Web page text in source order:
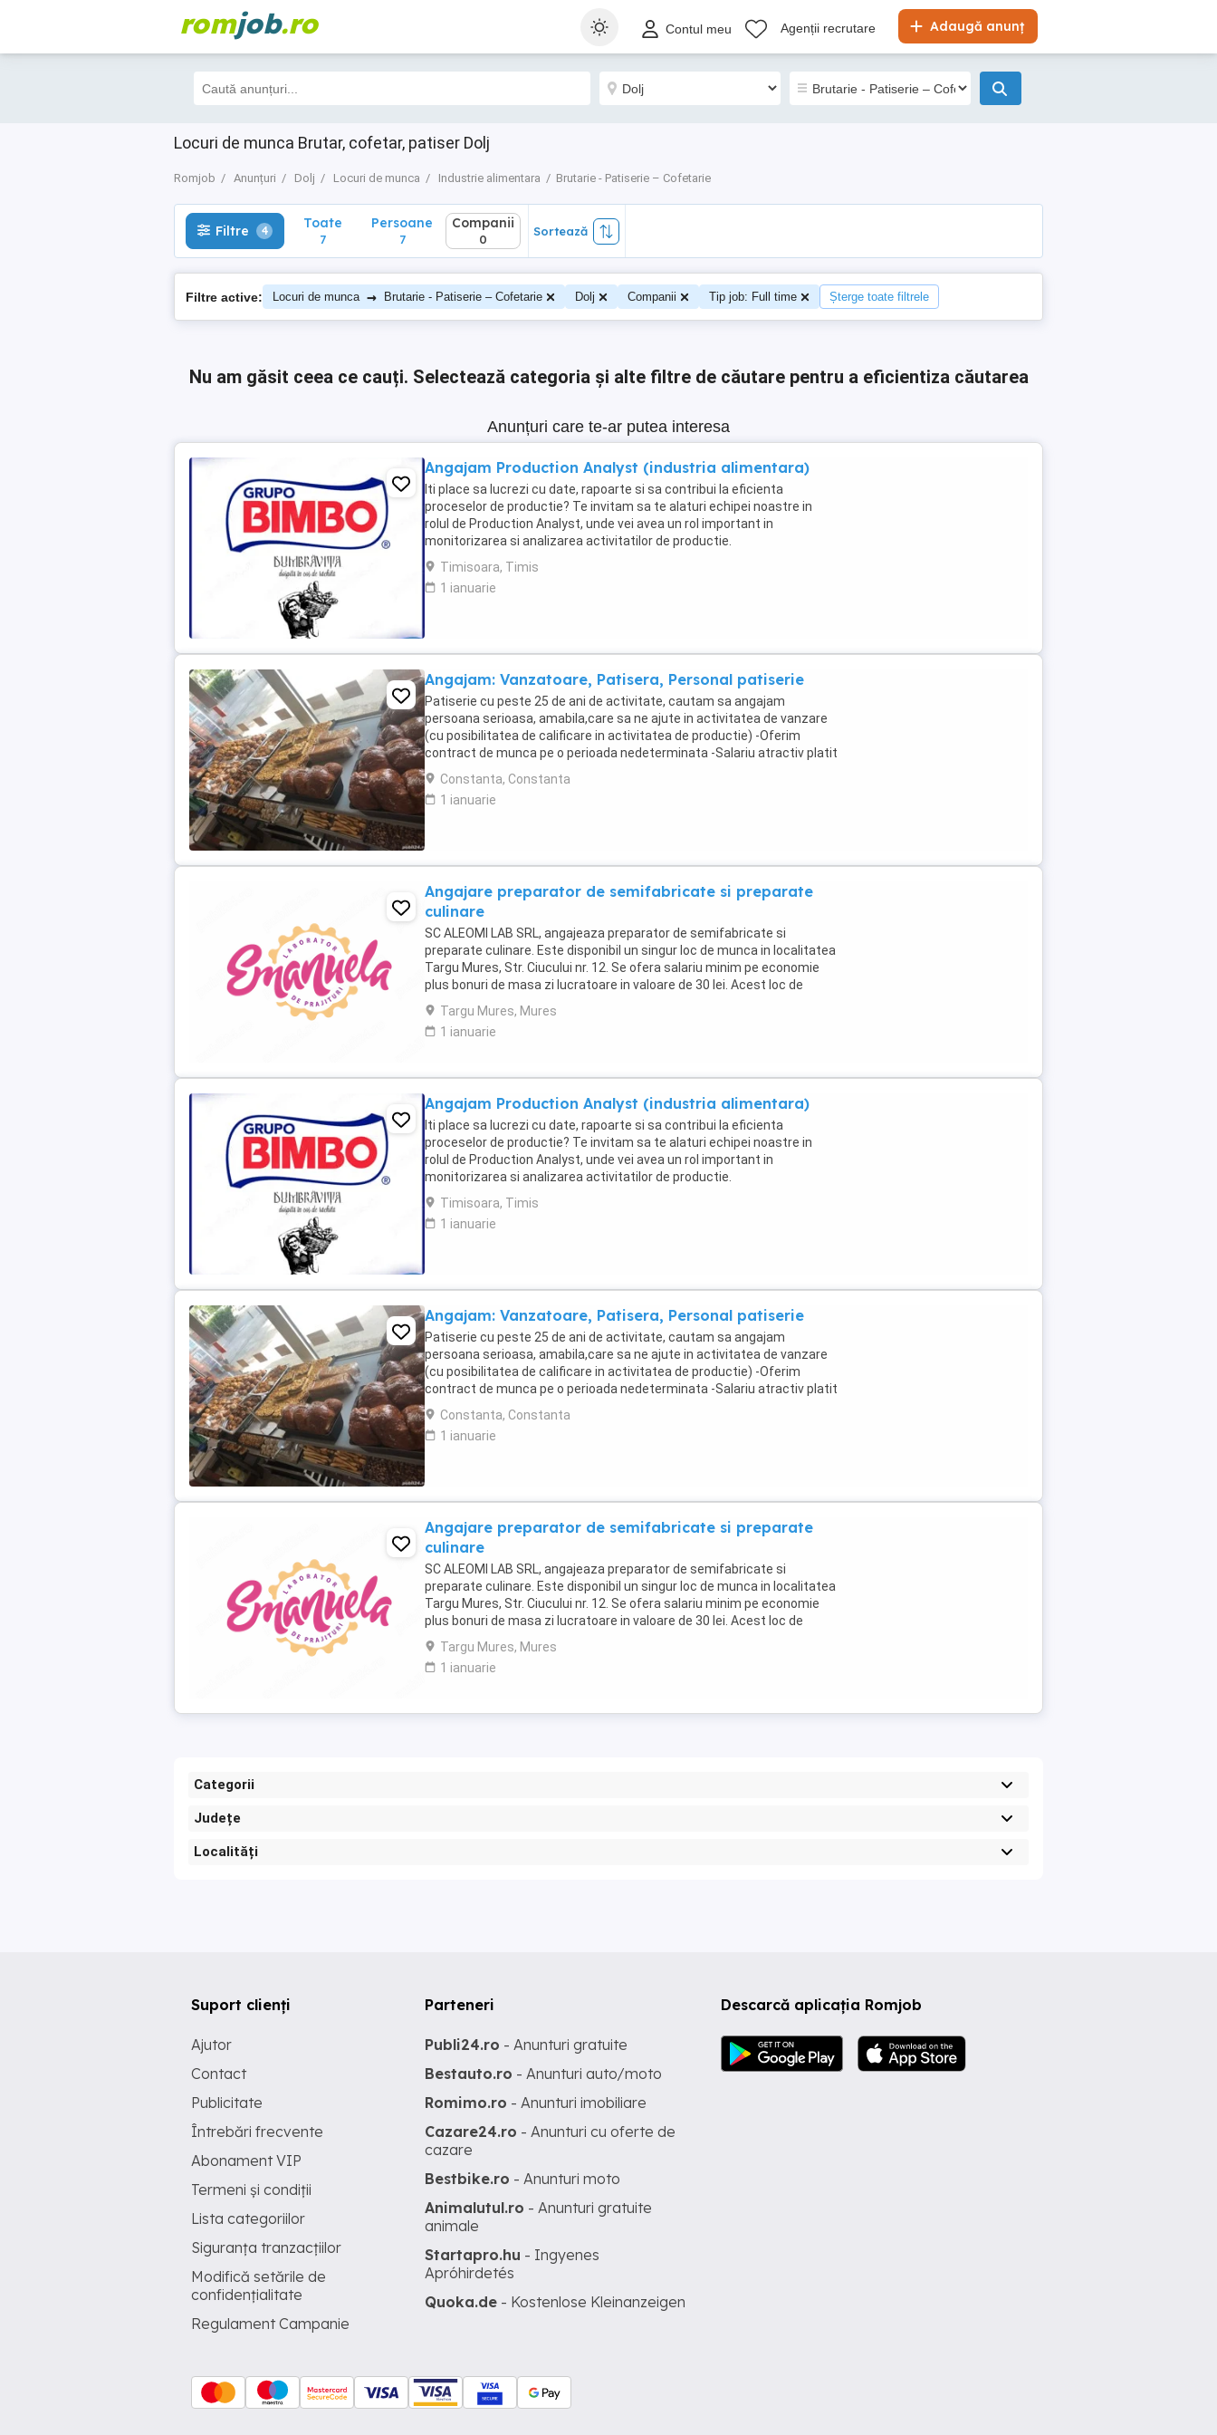
romjob.ro Adaugă anunț
Contul meu Agenții recrutare
Locuri de munca Brutar, cofetar, patiser Dolj
Romjob Anunțuri Dolj Locuri de munca Industrie alimentara Brutarie - Patiserie – Cofetarie
Filtre 4 Toate
7
Filtre 4 Toate
7
Persoane
7
Companii
0
Sortează
Filtre active: Locuri de munca → Brutarie - Patiserie – Cofetarie Dolj Companii Tip job: Full time Șterge toate filtrele
Nu am găsit ceea ce cauți. Selectează categoria și alte filtre de căutare pentru a eficientiza căutarea
Anunțuri care te-ar putea interesa
Angajam Production Analyst (industria alimentara)
Iti place sa lucrezi cu date, rapoarte si sa contribui la eficienta
proceselor de productie? Te invitam sa te alaturi echipei noastre in
rolul de Production Analyst, unde vei avea un rol important in
monitorizarea si analizarea activitatilor de productie.
Responsabilitatile tale: Verificarea si analiza ...
Timisoara, Timis
1 ianuarie
Angajam: Vanzatoare, Patisera, Personal patiserie
Patiserie cu peste 25 de ani de activitate, cautam sa angajam
persoana serioasa, amabila,care sa ne ajute in activitatea de vanzare
(cu posibilitatea de calificare in activitatea de productie) -Oferim
contract de munca pe o perioada nedeterminata -Salariu atractiv platit
la timp -Mediu de lucru stabil -Instruire ...
Constanta, Constanta
1 ianuarie
Angajare preparator de semifabricate si preparate
culinare
SC ALEOMI LAB SRL, angajeaza preparator de semifabricate si
preparate culinare. Este disponibil un singur loc de munca in localitatea
Targu Mures, Str. Ciucului nr. 12. Se ofera salariu minim pe economie
plus bonuri de masa zi lucratoare in valoare de 30 lei. Acest loc de
munca este pentru persoane din ...
Targu Mures, Mures
1 ianuarie
Angajam Production Analyst (industria alimentara)
Iti place sa lucrezi cu date, rapoarte si sa contribui la eficienta
proceselor de productie? Te invitam sa te alaturi echipei noastre in
rolul de Production Analyst, unde vei avea un rol important in
monitorizarea si analizarea activitatilor de productie.
Responsabilitatile tale: Verificarea si analiza ...
Timisoara, Timis
1 ianuarie
Angajam: Vanzatoare, Patisera, Personal patiserie
Patiserie cu peste 25 de ani de activitate, cautam sa angajam
persoana serioasa, amabila,care sa ne ajute in activitatea de vanzare
(cu posibilitatea de calificare in activitatea de productie) -Oferim
contract de munca pe o perioada nedeterminata -Salariu atractiv platit
la timp -Mediu de lucru stabil -Instruire ...
Constanta, Constanta
1 ianuarie
Angajare preparator de semifabricate si preparate
culinare
SC ALEOMI LAB SRL, angajeaza preparator de semifabricate si
preparate culinare. Este disponibil un singur loc de munca in localitatea
Targu Mures, Str. Ciucului nr. 12. Se ofera salariu minim pe economie
plus bonuri de masa zi lucratoare in valoare de 30 lei. Acest loc de
munca este pentru persoane din ...
Targu Mures, Mures
1 ianuarie
Categorii
Județe
Localități
Descarcă aplicația Romjob
Suport clienți
Ajutor
Contact
Publicitate
Întrebări frecvente
Abonament VIP
Termeni și condiții
Lista categoriilor
Siguranța tranzacțiilor
Modifică setările de
confidențialitate
Regulament Campanie
Parteneri
Publi24.ro - Anunturi gratuite
Bestauto.ro - Anunturi auto/moto
Romimo.ro - Anunturi imobiliare
Cazare24.ro - Anunturi cu oferte de
cazare
Bestbike.ro - Anunturi moto
Animalutul.ro - Anunturi gratuite
animale
Startapro.hu - Ingyenes
Apróhirdetés
Quoka.de - Kostenlose Kleinanzeigen